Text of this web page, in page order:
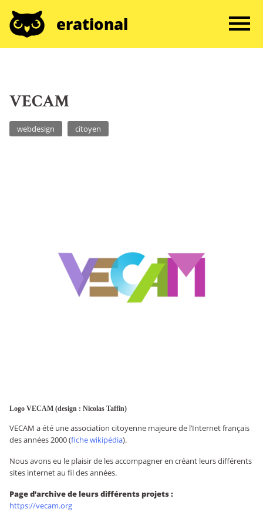
erational
VECAM
webdesign citoyen
Logo VECAM (design : Nicolas Taffin)
VECAM a été une association citoyenne majeure de l’Internet français
des années 2000 (fiche wikipédia).
Nous avons eu le plaisir de les accompagner en créant leurs différents
sites internet au fil des années.
Page d’archive de leurs différents projets :
https://vecam.org